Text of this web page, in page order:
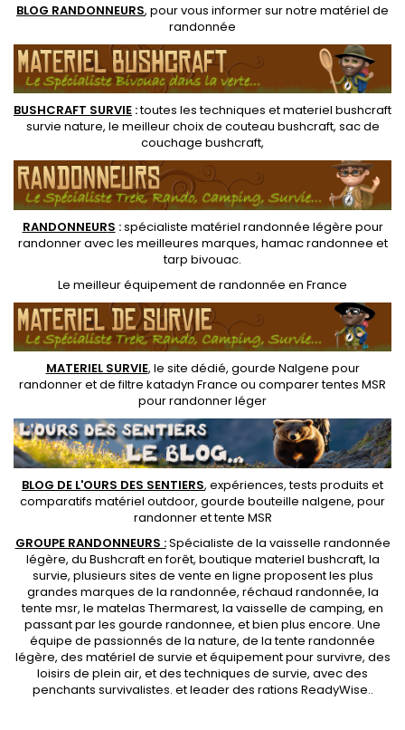
BLOG RANDONNEURS, pour vous informer sur notre matériel de
randonnée
BUSHCRAFT SURVIE :toutes les techniques etmateriel bushcraft
survie nature, le meilleur choix de couteau bushcraft, sac de
couchage bushcraft,
RANDONNEURS :spécialiste matériel randonnée légère pour
randonner avec les meilleures marques, hamac randonnee et
tarp bivouac.
Le meilleur équipement de randonnée en France
MATERIEL SURVIE, le site dédié, gourde Nalgene pour
randonneret defiltre katadyn France ou comparer tentes MSR
pour randonner léger
BLOG DE L'OURS DES SENTIERS, expériences, tests produits et
comparatifs matériel outdoor, gourde bouteille nalgene, pour
randonner ettente MSR
GROUPE RANDONNEURS :Spécialiste de la vaisselle randonnée
légère, du Bushcraft en forêt, boutique materiel bushcraft, la
survie, plusieurs sites de vente en ligne proposent les plus
grandes marques de la randonnée, réchaud randonnée, la
tente msr, le matelas Thermarest, la vaisselle de camping, en
passant par les gourde randonnee, et bien plus encore. Une
équipe de passionnés de la nature, de latente randonnée
légère, des matériel de survie et équipement pour survivre, des
loisirs de plein air, et des techniques de survie, avec des
penchants survivalistes. et leader des rations ReadyWise..